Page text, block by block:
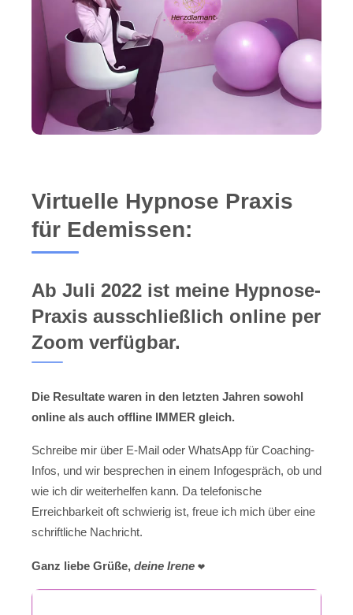
Virtuelle Hypnose Praxis
für Edemissen:
Ab Juli 2022 ist meine Hypnose-
Praxis ausschließlich online per
Zoom verfügbar.
Die Resultate waren in den letzten Jahren sowohl
online als auch offline IMMER gleich.
Schreibe mir über E-Mail oder WhatsApp für Coaching-
Infos, und wir besprechen in einem Infogespräch, ob und
wie ich dir weiterhelfen kann. Da telefonische
Erreichbarkeit oft schwierig ist, freue ich mich über eine
schriftliche Nachricht.
Ganz liebe Grüße, deine Irene ❤️